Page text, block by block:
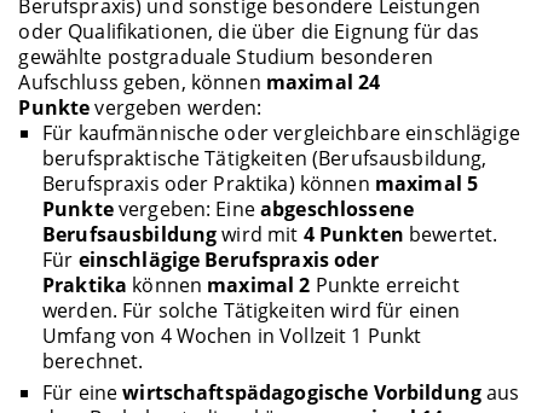
Berufspraxis) und sonstige besondere Leistungen
oder Qualifikationen, die über die Eignung für das
gewählte postgraduale Studium besonderen
Aufschluss geben, können maximal 24
Punktevergeben werden:
Für kaufmännische oder vergleichbare einschlägige
berufspraktische Tätigkeiten (Berufsausbildung,
Berufspraxis oder Praktika) können maximal 5
Punktevergeben: Eineabgeschlossene
Berufsausbildungwird mit 4 Punkten bewertet.
Für einschlägige Berufspraxis oder
Praktika können maximal 2 Punkte erreicht
werden. Für solche Tätigkeiten wird für einen
Umfang von 4 Wochen in Vollzeit 1 Punkt
berechnet.
Für einewirtschaftspädagogische Vorbildungaus